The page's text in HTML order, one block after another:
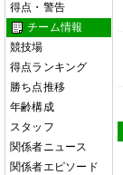
得点・警告
チーム情報
競技場
得点ランキング
勝ち点推移
年齢構成
スタッフ
関係者ニュース
関係者エピソード